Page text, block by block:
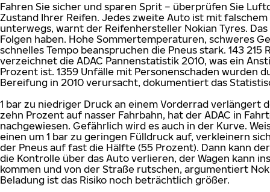
Fahren Sie sicher und sparen Sprit – überprüfen Sie
Zustand Ihrer Reifen. Jedes zweite Auto ist mit
unterwegs, warnt der Reifenhersteller Nokian Tyres.
Folgen haben. Hohe Sommertemperaturen, schweres
schnelles Tempo beanspruchen die Pneus stark. 143 215
verzeichnet die ADAC Pannenstatistik 2010, was ein
Prozent ist. 1359 Unfälle mit Personenschaden wurden
Bereifung in 2010 verursacht, dokumentiert das
1 bar zu niedriger Druck an einem Vorderrad verlängert
zehn Prozent auf nasser Fahrbahn, hat der ADAC in
nachgewiesen. Gefährlich wird es auch in der Kurve.
einen um 1 bar zu geringen Fülldruck auf, verkleinern
der Pneus auf fast die Hälfte (55 Prozent). Dann kann
die Kontrolle über das Auto verlieren, der Wagen kann
kommen und von der Straße rutschen, argumentiert
Beladung ist das Risiko noch beträchtlich größer.